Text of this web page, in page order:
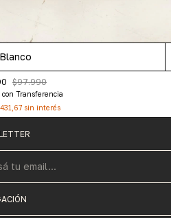
$97.990
con Transferencia
sin interés